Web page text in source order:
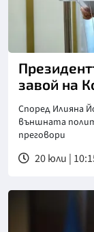
Снимка: БТА
завой на
Според Илияна
външната
преговори
20 юли |